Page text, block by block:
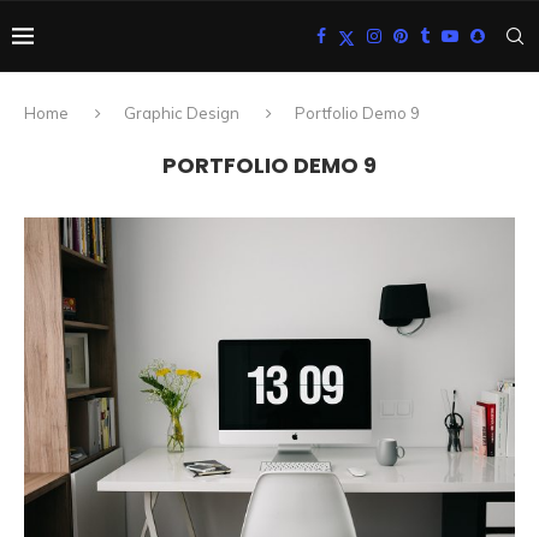
Home Graphic Design Portfolio Demo 9
PORTFOLIO DEMO 9